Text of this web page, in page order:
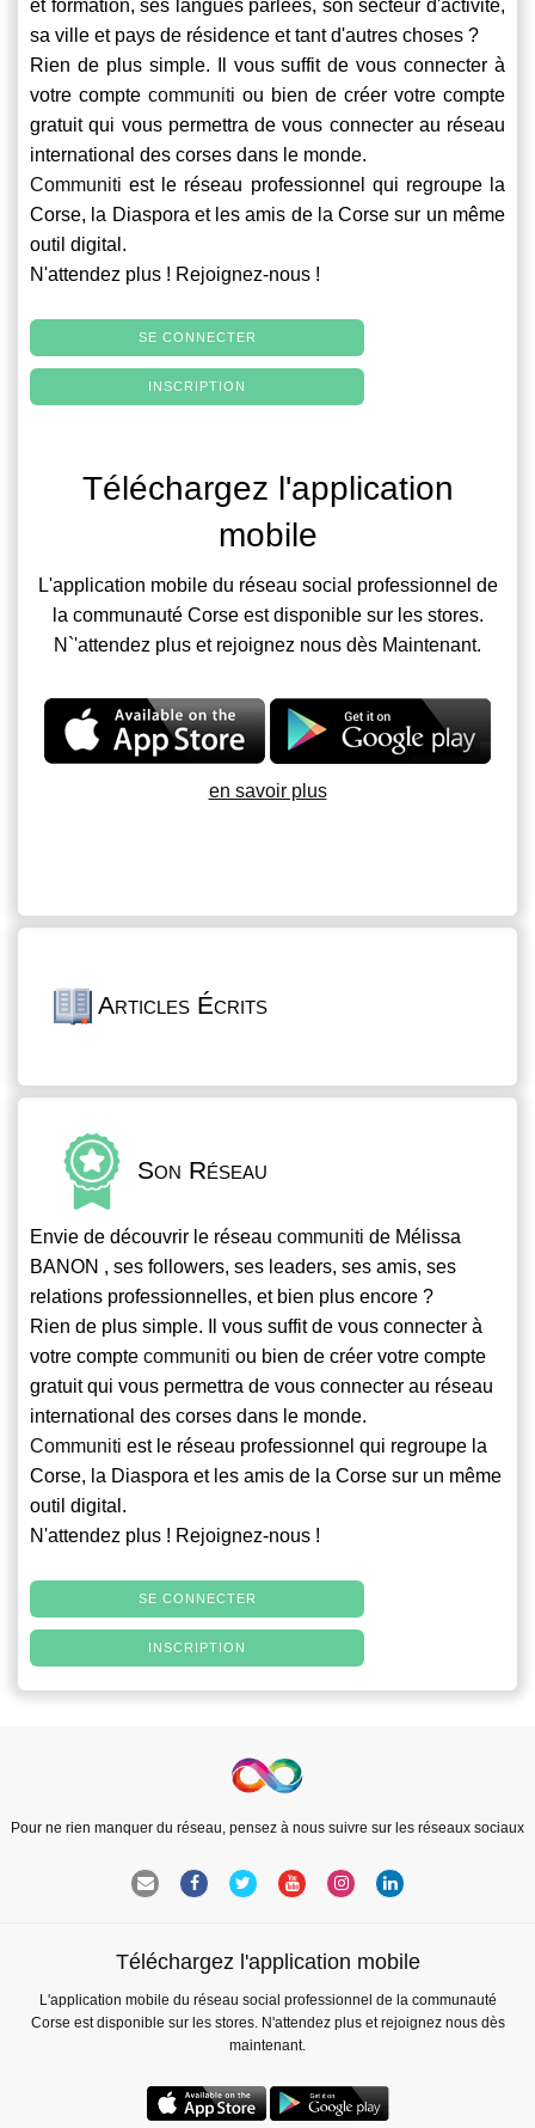
et formation, ses langues parlées, son secteur d'activité,
sa ville et pays de résidence et tant d'autres choses ?
Rien de plus simple. Il vous suffit de vous connecter à
votre compte communiti ou bien de créer votre compte
gratuit qui vous permettra de vous connecter au réseau
international des corses dans le monde.
Communiti est le réseau professionnel qui regroupe la
Corse, la Diaspora et les amis de la Corse sur un même
outil digital.
N'attendez plus ! Rejoignez-nous !
SE CONNECTER
INSCRIPTION
Téléchargez l'application
mobile
L'application mobile du réseau social professionnel de
la communauté Corse est disponible sur les stores.
N`'attendez plus et rejoignez nous dès Maintenant.
en savoir plus
Articles Écrits
Son Réseau
Envie de découvrir le réseau communiti de Mélissa
BANON , ses followers, ses leaders, ses amis, ses
relations professionnelles, et bien plus encore ?
Rien de plus simple. Il vous suffit de vous connecter à
votre compte communiti ou bien de créer votre compte
gratuit qui vous permettra de vous connecter au réseau
international des corses dans le monde.
Communiti est le réseau professionnel qui regroupe la
Corse, la Diaspora et les amis de la Corse sur un même
outil digital.
N'attendez plus ! Rejoignez-nous !
SE CONNECTER
INSCRIPTION
Pour ne rien manquer du réseau, pensez à nous suivre sur les réseaux sociaux
Téléchargez l'application mobile
L'application mobile du réseau social professionnel de la communauté
Corse est disponible sur les stores. N'attendez plus et rejoignez nous dès
maintenant.